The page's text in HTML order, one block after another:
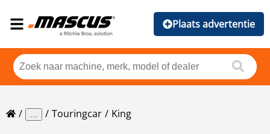
Plaats advertentie
... Touringcar King